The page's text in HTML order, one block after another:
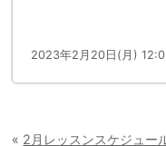
2023年2月20日(月)
« 2月レッスンスケジュー